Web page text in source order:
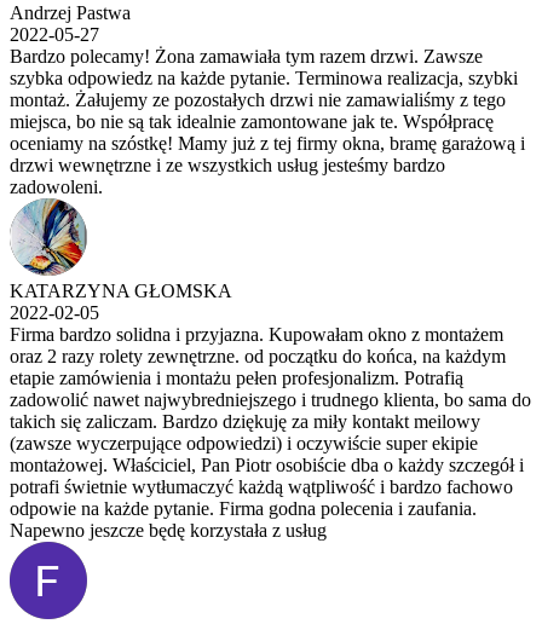
Andrzej Pastwa
2022-05-27
Bardzo polecamy! Żona zamawiała tym razem drzwi. Zawsze
szybka odpowiedz na każde pytanie. Terminowa realizacja, szybki
montaż. Żałujemy ze pozostałych drzwi nie zamawialiśmy z tego
miejsca, bo nie są tak idealnie zamontowane jak te. Współpracę
oceniamy na szóstkę! Mamy już z tej firmy okna, bramę garażową i
drzwi wewnętrzne i ze wszystkich usług jesteśmy bardzo
zadowoleni.
KATARZYNA GŁOMSKA
2022-02-05
Firma bardzo solidna i przyjazna. Kupowałam okno z montażem
oraz 2 razy rolety zewnętrzne. od początku do końca, na każdym
etapie zamówienia i montażu pełen profesjonalizm. Potrafią
zadowolić nawet najwybredniejszego i trudnego klienta, bo sama do
takich się zaliczam. Bardzo dziękuję za miły kontakt meilowy
(zawsze wyczerpujące odpowiedzi) i oczywiście super ekipie
montażowej. Właściciel, Pan Piotr osobiście dba o każdy szczegół i
potrafi świetnie wytłumaczyć każdą wątpliwość i bardzo fachowo
odpowie na każde pytanie. Firma godna polecenia i zaufania.
Napewno jeszcze będę korzystała z usług